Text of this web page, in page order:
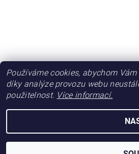
Používáme cookies, abychom
díky analýze provozu webu
použitelnost. Více informací.